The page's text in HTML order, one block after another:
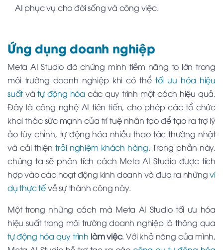
AI phục vụ cho đời sống và công việc.
Ứng dụng doanh nghiệp
Meta AI Studio đã chứng minh tiềm năng to lớn trong
môi trường doanh nghiệp khi có thể tối ưu hóa hiệu
suấtvàtự động hóa các quy trình một cách hiệu quả.
Đây là công nghệ AI tiên tiến, cho phép các tổ chức
khai thác sức mạnh của trí tuệ nhân tạo để tạo ra trợ lý
ảo tùy chỉnh, tự động hóa nhiều thao tác thường nhật
và cải thiệntrải nghiệm khách hàng. Trong phần này,
chúng ta sẽ phân tích cách Meta AI Studio được tích
hợp vào các hoạt động kinh doanh và đưa ra nhữngví
dụ thực tếvề sự thành công này.
Một trong những cách mà Meta AI Studio tối ưu hóa
hiệu suất trong môi trường doanh nghiệp là thông qua
tự động hóa quy trình làm việc. Với khả năng của mình,